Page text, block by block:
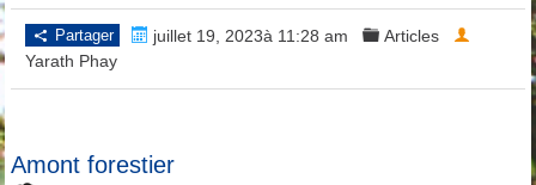
Partager juillet 19, 2023à 11:28 am
Articles
Yarath Phay
Amont forestier